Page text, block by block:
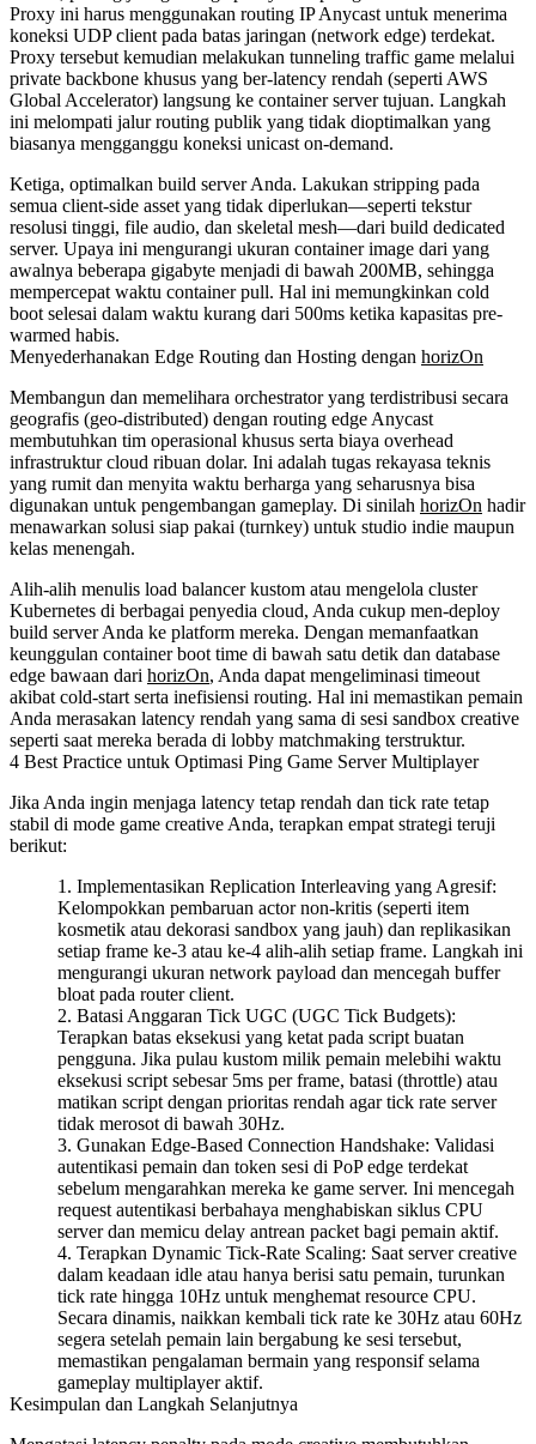
Proxy ini harus menggunakan routing IP Anycast untuk menerima
koneksi UDP client pada batas jaringan (network edge) terdekat.
Proxy tersebut kemudian melakukan tunneling traffic game melalui
private backbone khusus yang ber-latency rendah (seperti AWS
Global Accelerator) langsung ke container server tujuan. Langkah
ini melompati jalur routing publik yang tidak dioptimalkan yang
biasanya mengganggu koneksi unicast on-demand.
Ketiga, optimalkan build server Anda. Lakukan stripping pada
semua client-side asset yang tidak diperlukan—seperti tekstur
resolusi tinggi, file audio, dan skeletal mesh—dari build dedicated
server. Upaya ini mengurangi ukuran container image dari yang
awalnya beberapa gigabyte menjadi di bawah 200MB, sehingga
mempercepat waktu container pull. Hal ini memungkinkan cold
boot selesai dalam waktu kurang dari 500ms ketika kapasitas pre-
warmed habis.
Menyederhanakan Edge Routing dan Hosting dengan horizOn
Membangun dan memelihara orchestrator yang terdistribusi secara
geografis (geo-distributed) dengan routing edge Anycast
membutuhkan tim operasional khusus serta biaya overhead
infrastruktur cloud ribuan dolar. Ini adalah tugas rekayasa teknis
yang rumit dan menyita waktu berharga yang seharusnya bisa
digunakan untuk pengembangan gameplay. Di sinilah horizOn hadir
menawarkan solusi siap pakai (turnkey) untuk studio indie maupun
kelas menengah.
Alih-alih menulis load balancer kustom atau mengelola cluster
Kubernetes di berbagai penyedia cloud, Anda cukup men-deploy
build server Anda ke platform mereka. Dengan memanfaatkan
keunggulan container boot time di bawah satu detik dan database
edge bawaan dari horizOn, Anda dapat mengeliminasi timeout
akibat cold-start serta inefisiensi routing. Hal ini memastikan pemain
Anda merasakan latency rendah yang sama di sesi sandbox creative
seperti saat mereka berada di lobby matchmaking terstruktur.
4 Best Practice untuk Optimasi Ping Game Server Multiplayer
Jika Anda ingin menjaga latency tetap rendah dan tick rate tetap
stabil di mode game creative Anda, terapkan empat strategi teruji
berikut:
Implementasikan Replication Interleaving yang Agresif:
Kelompokkan pembaruan actor non-kritis (seperti item
kosmetik atau dekorasi sandbox yang jauh) dan replikasikan
setiap frame ke-3 atau ke-4 alih-alih setiap frame. Langkah ini
mengurangi ukuran network payload dan mencegah buffer
bloat pada router client.
Batasi Anggaran Tick UGC (UGC Tick Budgets):
Terapkan batas eksekusi yang ketat pada script buatan
pengguna. Jika pulau kustom milik pemain melebihi waktu
eksekusi script sebesar 5ms per frame, batasi (throttle) atau
matikan script dengan prioritas rendah agar tick rate server
tidak merosot di bawah 30Hz.
Gunakan Edge-Based Connection Handshake: Validasi
autentikasi pemain dan token sesi di PoP edge terdekat
sebelum mengarahkan mereka ke game server. Ini mencegah
request autentikasi berbahaya menghabiskan siklus CPU
server dan memicu delay antrean packet bagi pemain aktif.
Terapkan Dynamic Tick-Rate Scaling: Saat server creative
dalam keadaan idle atau hanya berisi satu pemain, turunkan
tick rate hingga 10Hz untuk menghemat resource CPU.
Secara dinamis, naikkan kembali tick rate ke 30Hz atau 60Hz
segera setelah pemain lain bergabung ke sesi tersebut,
memastikan pengalaman bermain yang responsif selama
gameplay multiplayer aktif.
Kesimpulan dan Langkah Selanjutnya